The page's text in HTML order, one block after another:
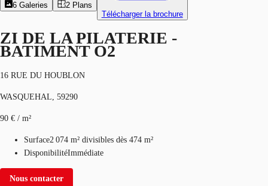
6 Galeries 2 Plans
Télécharger la brochure
ZI DE LA PILATERIE -
BATIMENT O2
16 RUE DU HOUBLON
WASQUEHAL, 59290
90 € / m²
Surface2 074 m² divisibles dès 474 m²
DisponibilitéImmédiate
Nous contacter